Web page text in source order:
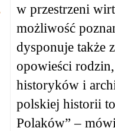
w przestrzeni
możliwość
dysponuje także
opowieści
historyków i
polskiej historii
Polaków” –